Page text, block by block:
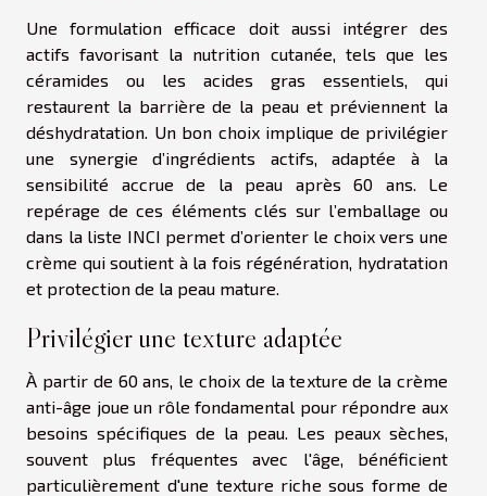
Une formulation efficace doit aussi intégrer des
actifs favorisant la nutrition cutanée, tels que les
céramides ou les acides gras essentiels, qui
restaurent la barrière de la peau et préviennent la
déshydratation. Un bon choix implique de privilégier
une synergie d’ingrédients actifs, adaptée à la
sensibilité accrue de la peau après 60 ans. Le
repérage de ces éléments clés sur l’emballage ou
dans la liste INCI permet d’orienter le choix vers une
crème qui soutient à la fois régénération, hydratation
et protection de la peau mature.
Privilégier une texture adaptée
À partir de 60 ans, le choix de la texture de la crème
anti-âge joue un rôle fondamental pour répondre aux
besoins spécifiques de la peau. Les peaux sèches,
souvent plus fréquentes avec l'âge, bénéficient
particulièrement d'une texture riche sous forme de